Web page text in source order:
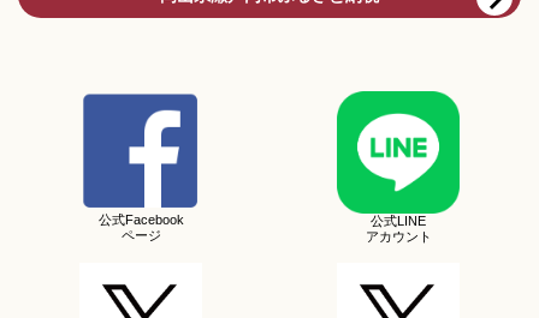
公式Facebook
ページ
公式LINE
アカウント